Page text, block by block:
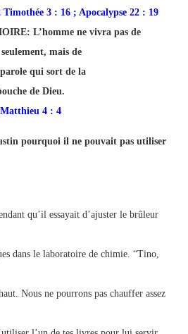
Timothée 3 : 16 ; Apocalypse 22 : 19
L’homme ne vivra pas de
mais de
qui sort de la
de Dieu.
Matthieu 4 : 4
pourquoi il ne pouvait pas utiliser
qu’il essayait d’ajuster le brûleur
dans le laboratoire de chimie. “Tino,
Nous ne pourrons pas chauffer assez